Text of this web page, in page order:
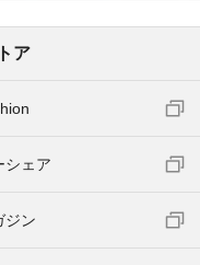
ア
シェア
ジン